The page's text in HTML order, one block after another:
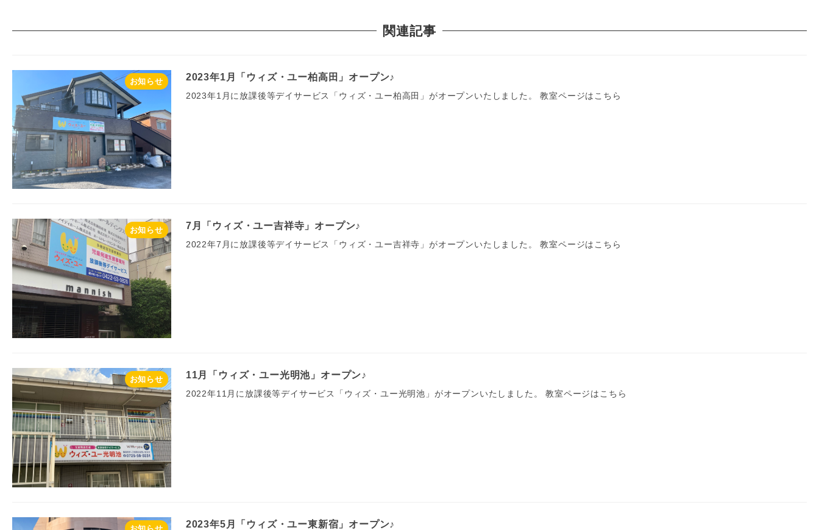
関連記事
お知らせ 2023年1月「ウィズ・ユー柏高田」オープン♪
2023年1月に放課後等デイサービス「ウィズ・ユー柏高田」がオープンいたしました。 教室ページはこちら
お知らせ 7月「ウィズ・ユー吉祥寺」オープン♪
2022年7月に放課後等デイサービス「ウィズ・ユー吉祥寺」がオープンいたしました。 教室ページはこちら
お知らせ 11月「ウィズ・ユー光明池」オープン♪
2022年11月に放課後等デイサービス「ウィズ・ユー光明池」がオープンいたしました。 教室ページはこちら
2023年5月「ウィズ・ユー東新宿」オープン♪